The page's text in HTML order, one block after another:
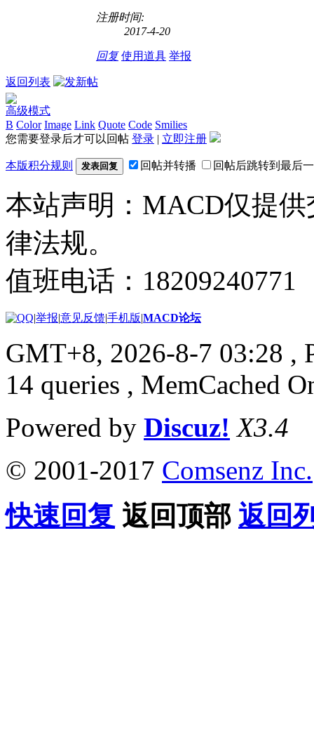
注册时间:
2017-4-20
回复 使用道具 举报
返回列表
高级模式
B Color Image Link Quote Code Smilies
您需要登录后才可以回帖 登录 | 立即注册
本版积分规则 发表回复 回帖并转播 回帖后跳转到最后
本站声明：MACD仅提
律法规。
值班电话：
|举报|意见反馈|手机版|MACD论坛
GMT+8, 2026-8-7 03:28 ,
14 queries , MemCached
Powered by Discuz! X3.4
© 2001-2017 Comsenz Inc.
快速回复 返回顶部 返回